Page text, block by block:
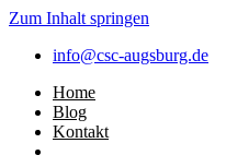
Zum Inhalt springen
info@csc-augsburg.de
Home
Blog
Kontakt